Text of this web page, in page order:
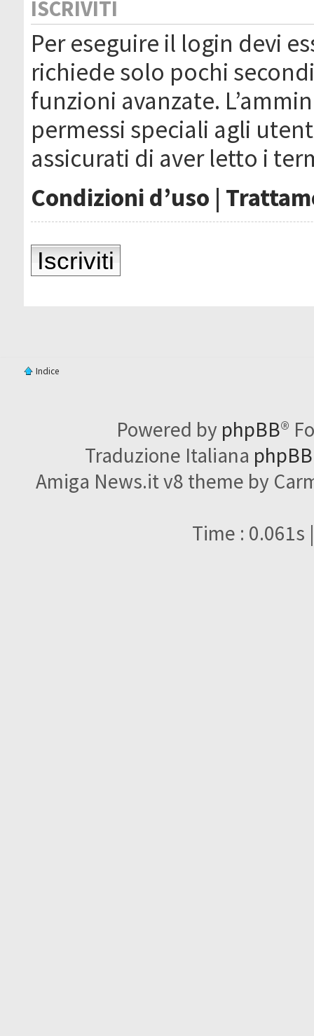
ISCRIVITI
Per eseguire il login devi
richiede solo pochi
funzioni avanzate.
permessi speciali agli
assicurati di aver letto i
Condizioni d’uso |
Iscriviti
Indice
Powered by phpBB®
Traduzione Italiana
Amiga News.it v8 theme by
Time : 0.061s